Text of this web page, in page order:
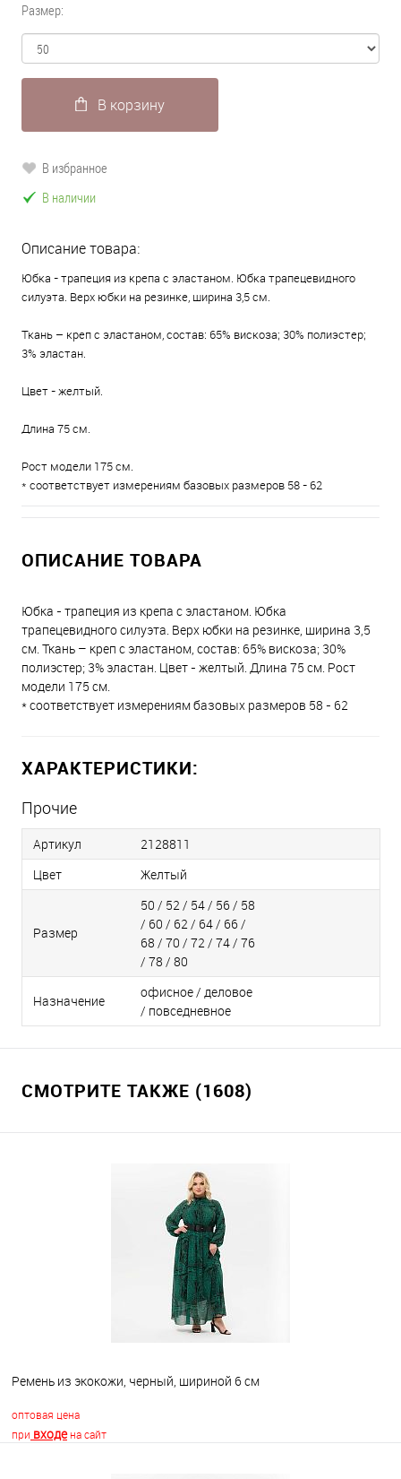
Размер:
В корзину
В избранное
В наличии
Описание товара:
Юбка - трапеция из крепа с эластаном. Юбка трапецевидного
силуэта. Верх юбки на резинке, ширина 3,5 см.
Ткань – креп с эластаном, состав: 65% вискоза; 30% полиэстер;
3% эластан.
Цвет - желтый.
Длина 75 см.
Рост модели 175 см.
* соответствует измерениям базовых размеров 58 - 62
ОПИСАНИЕ ТОВАРА
Юбка - трапеция из крепа с эластаном. Юбка
трапецевидного силуэта. Верх юбки на резинке, ширина 3,5
см. Ткань – креп с эластаном, состав: 65% вискоза; 30%
полиэстер; 3% эластан. Цвет - желтый. Длина 75 см. Рост
модели 175 см.
* соответствует измерениям базовых размеров 58 - 62
ХАРАКТЕРИСТИКИ:
Прочие
Артикул
2128811
Цвет
Желтый
Размер
50 / 52 / 54 / 56 / 58
/ 60 / 62 / 64 / 66 /
68 / 70 / 72 / 74 / 76
/ 78 / 80
Назначение
офисное / деловое
/ повседневное
СМОТРИТЕ ТАКЖЕ (1608)
Ремень из экокожи, черный, шириной 6 см
оптовая цена
при входена сайт